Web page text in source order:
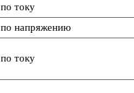
по току
по напряжению
по току